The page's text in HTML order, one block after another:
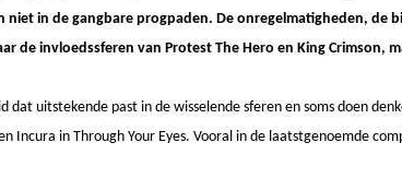
niet in de gangbare progpaden. De onregelmatigheden, de
de invloedssferen van Protest The Hero en King Crimson,
dat uitstekende past in de wisselende sferen en soms doen
Incura in Through Your Eyes. Vooral in de laatstgenoemde